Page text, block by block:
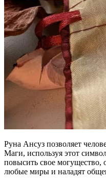
Руна Ансуз позволяет
Маги, используя этот
повысить свое могущество,
любые миры и наладят